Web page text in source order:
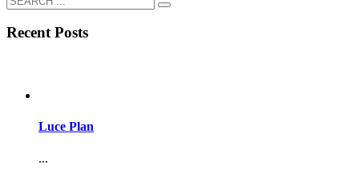
Recent Posts
Luce Plan
...